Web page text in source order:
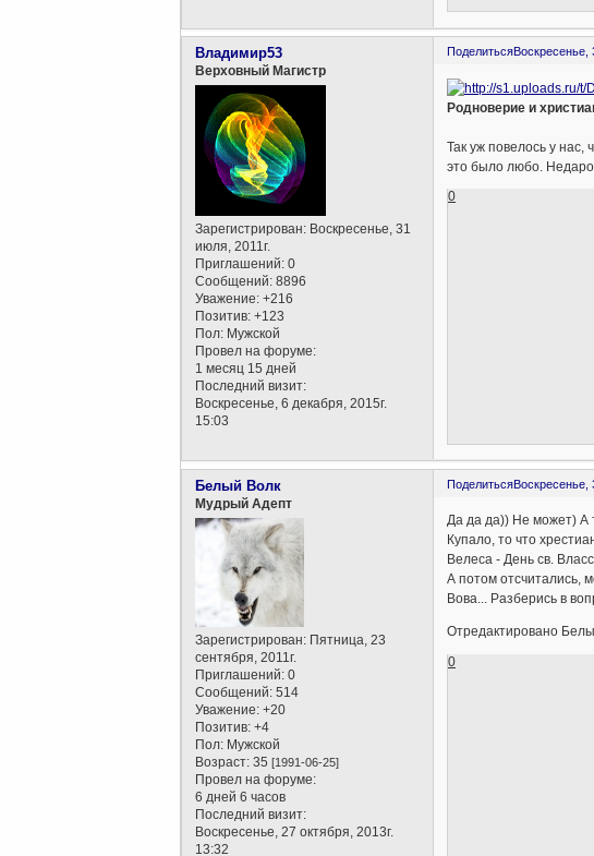
ПоделитьсяВоскресенье,
Владимир53
Верховный Магистр
Зарегистрирован: Воскресенье, 31
июля, 2011г.
Приглашений: 0
Сообщений: 8896
Уважение: +216
Позитив: +123
Пол: Мужской
Провел на форуме:
1 месяц 15 дней
Последний визит:
Воскресенье, 6 декабря, 2015г.
15:03
Родноверие и
Так уж повелось у нас,
это было любо.
0
ПоделитьсяВоскресенье,
Белый Волк
Мудрый Адепт
Зарегистрирован: Пятница, 23
сентября, 2011г.
Приглашений: 0
Сообщений: 514
Уважение: +20
Позитив: +4
Пол: Мужской
Возраст: 35[1991-06-25]
Провел на форуме:
6 дней 6 часов
Последний визит:
Воскресенье, 27 октября, 2013г.
13:32
Да да да)) Не может) А
Купало, то что
Велеса - День св.
А потом отсчитались,
Вова... Разберись в
Отредактировано
0